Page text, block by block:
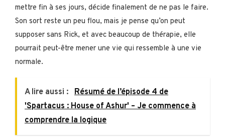
mettre fin à ses jours, décide finalement de ne pas le faire.
Son sort reste un peu flou, mais je pense qu’on peut
supposer sans Rick, et avec beaucoup de thérapie, elle
pourrait peut-être mener une vie qui ressemble à une vie
normale.
A lire aussi : Résumé de l’épisode 4 de
'Spartacus : House of Ashur' – Je commence à
comprendre la logique